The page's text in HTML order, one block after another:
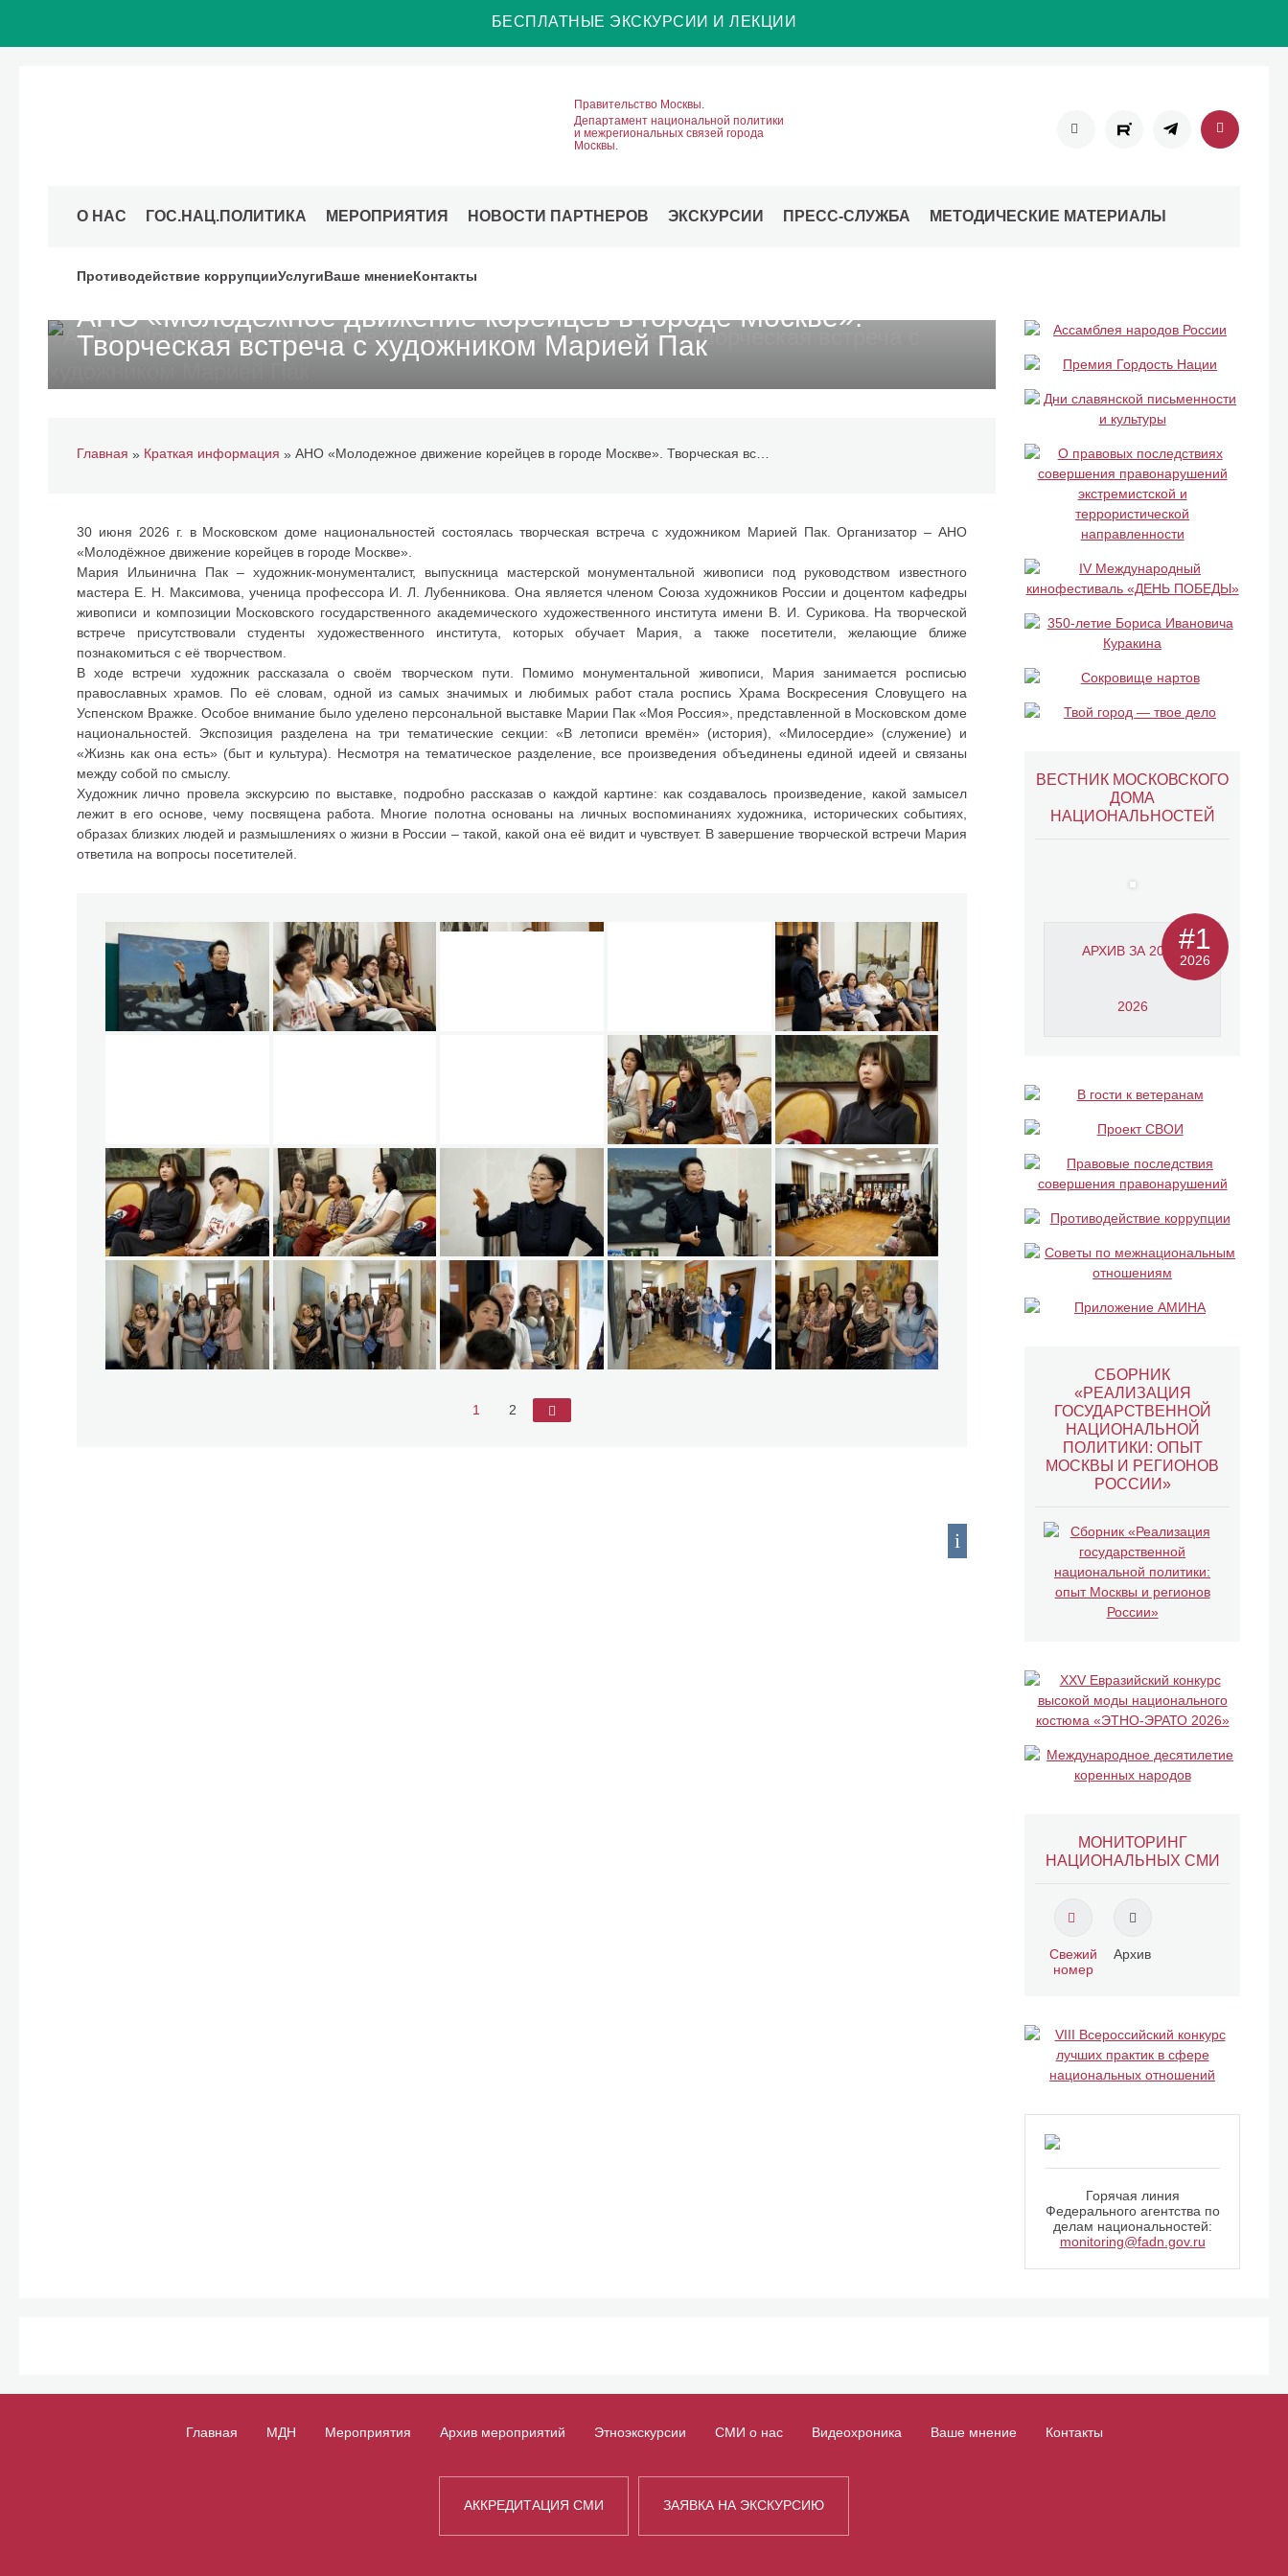
БЕСПЛАТНЫЕ ЭКСКУРСИИ И ЛЕКЦИИ
Правительство Москвы.
Департамент национальной политики
и межрегиональных связей города
Москвы.
О НАС ГОС.НАЦ.ПОЛИТИКА МЕРОПРИЯТИЯ НОВОСТИ ПАРТНЕРОВ ЭКСКУРСИИ ПРЕСС-СЛУЖБА МЕТОДИЧЕСКИЕ МАТЕРИАЛЫ
Противодействие коррупцииУслугиВаше мнениеКонтакты
АНО «Молодежное движение корейцев в городе Москве».
Творческая встреча с художником Марией Пак
Главная » Краткая информация » АНО «Молодежное движение корейцев в городе Москве». Творческая встреча с художником Марией Пак
30 июня 2026 г. в Московском доме национальностей состоялась творческая встреча с художником Марией Пак. Организатор – АНО
«Молодёжное движение корейцев в городе Москве».
Мария Ильинична Пак – художник-монументалист, выпускница мастерской монументальной живописи под руководством известного
мастера Е. Н. Максимова, ученица профессора И. Л. Лубенникова. Она является членом Союза художников России и доцентом кафедры
живописи и композиции Московского государственного академического художественного института имени В. И. Сурикова. На творческой
встрече присутствовали студенты художественного института, которых обучает Мария, а также посетители, желающие ближе
познакомиться с её творчеством.
В ходе встречи художник рассказала о своём творческом пути. Помимо монументальной живописи, Мария занимается росписью
православных храмов. По её словам, одной из самых значимых и любимых работ стала роспись Храма Воскресения Словущего на
Успенском Вражке. Особое внимание было уделено персональной выставке Марии Пак «Моя Россия», представленной в Московском доме
национальностей. Экспозиция разделена на три тематические секции: «В летописи времён» (история), «Милосердие» (служение) и
«Жизнь как она есть» (быт и культура). Несмотря на тематическое разделение, все произведения объединены единой идеей и связаны
между собой по смыслу.
Художник лично провела экскурсию по выставке, подробно рассказав о каждой картине: как создавалось произведение, какой замысел
лежит в его основе, чему посвящена работа. Многие полотна основаны на личных воспоминаниях художника, исторических событиях,
образах близких людей и размышлениях о жизни в России – такой, какой она её видит и чувствует. В завершение творческой встречи Мария
ответила на вопросы посетителей.
1 2 ►
ВЕСТНИК МОСКОВСКОГО
ДОМА
НАЦИОНАЛЬНОСТЕЙ
АРХИВ ЗА 2011-
2026
#1
2026
СБОРНИК
«РЕАЛИЗАЦИЯ
ГОСУДАРСТВЕННОЙ
НАЦИОНАЛЬНОЙ
ПОЛИТИКИ: ОПЫТ
МОСКВЫ И РЕГИОНОВ
РОССИИ»
МОНИТОРИНГ
НАЦИОНАЛЬНЫХ СМИ
Свежий
номер
Архив
Горячая линия
Федерального агентства по
делам национальностей:
monitoring@fadn.gov.ru
Главная МДН Мероприятия Архив мероприятий Этноэкскурсии СМИ о нас Видеохроника Ваше мнение Контакты
АККРЕДИТАЦИЯ СМИ ЗАЯВКА НА ЭКСКУРСИЮ